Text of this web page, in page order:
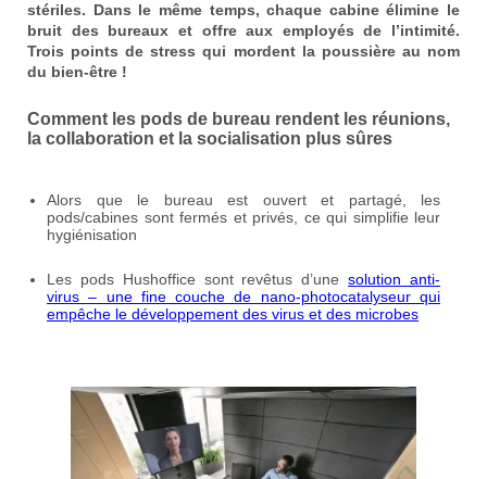
stériles. Dans le même temps, chaque cabine élimine le
bruit des bureaux et offre aux employés de l’intimité.
Trois points de stress qui mordent la poussière au nom
du bien-être !
Comment les pods de bureau rendent les réunions,
la collaboration et la socialisation plus sûres
Alors que le bureau est ouvert et partagé, les
pods/cabines sont fermés et privés, ce qui simplifie leur
hygiénisation
Les pods Hushoffice sont revêtus d’unesolution anti-
virus – une fine couche de nano-photocatalyseur qui
empêche le développement des virus et des microbes